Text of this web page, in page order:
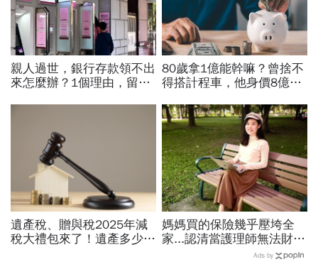
親人過世，銀行存款領不出
來怎麼辦？1個理由，留現
80歲拿1億能幹嘛？曾捨不
得搭計程車，他身價8億後
期」：這3件事花錢別手軟
遺產稅、贈與稅2025年減
稅大禮包來了！遺產多少才
媽媽買的保險幾乎壓垮全
家...認清當護理師無法財富
自由，她辭掉醫學中心鐵飯
Ads by